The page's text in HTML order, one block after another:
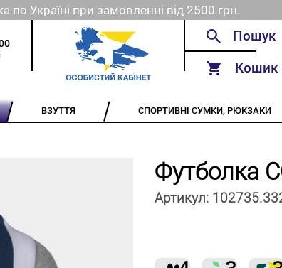
по Україні при замовленні від 2500 грн.
Кошик
ВЗУТТЯ СПОРТИВНІ СУМКИ, РЮКЗАКИ
Футболка
Артикул: